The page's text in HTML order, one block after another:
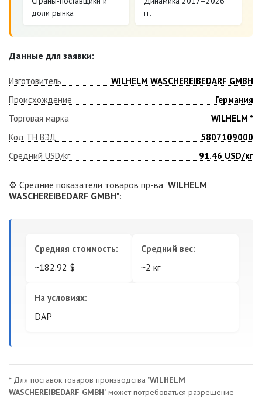
доли рынка
гг.
Данные для заявки:
Изготовитель
WILHELM WASCHEREIBEDARF GMBH
Происхождение
Германия
Торговая марка
WILHELM *
Код ТН ВЭД
5807109000
Средний USD/кг
91.46 USD/кг
⚙️ Средние показатели товаров пр-ва "WILHELM
WASCHEREIBEDARF GMBH":
Средняя стоимость:
~182.92 $
Средний вес:
~2 кг
На условиях:
DAP
* Для поставок товаров производства "WILHELM
WASCHEREIBEDARF GMBH" может потребоваться разрешение